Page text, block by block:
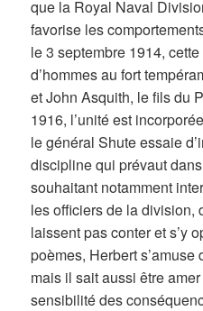
que la Royal Naval
favorise les
le 3 septembre 1914,
d’hommes au fort
et John Asquith, le fils du
1916, l’unité est
le général Shute essaie
discipline qui prévaut
souhaitant notamment
les officiers de la division,
laissent pas conter et s’y
poèmes, Herbert
mais il sait aussi être
sensibilité des